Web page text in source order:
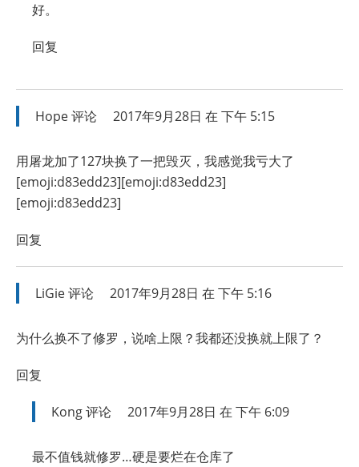
好。
回复
Hope评论 2017年9月28日 在 下午 5:15
用屠龙加了127块换了一把毁灭，我感觉我亏大了
[emoji:d83edd23][emoji:d83edd23]
[emoji:d83edd23]
回复
LiGie评论 2017年9月28日 在 下午 5:16
为什么换不了修罗，说啥上限？我都还没换就上限了？
回复
Kong评论 2017年9月28日 在 下午 6:09
最不值钱就修罗…硬是要烂在仓库了